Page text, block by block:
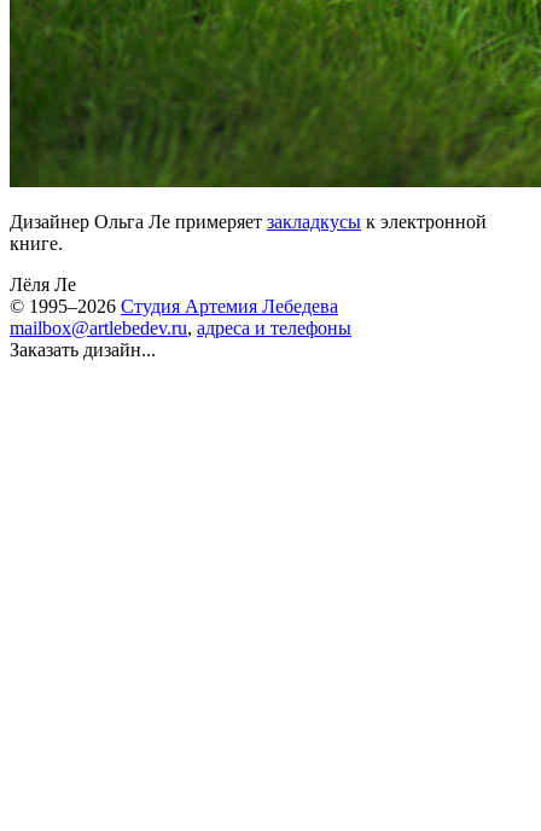
Дизайнер Ольга Ле примеряет закладкусы к электронной
книге.
Лёля Ле
© 1995–2026 Студия Артемия Лебедева
mailbox@artlebedev.ru, адреса и телефоны
Заказать дизайн...